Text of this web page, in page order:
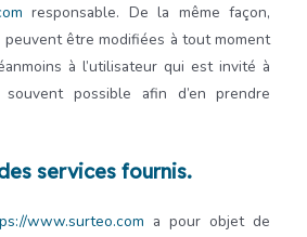
responsable. De la même façon,
être modifiées à tout moment
à l’utilisateur qui est invité à
possible afin d’en prendre
services fournis.
www.surteo.com a pour objet de